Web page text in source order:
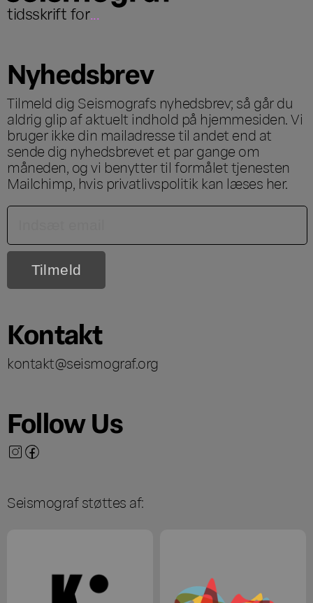
tidsskrift for...
Nyhedsbrev
Tilmeld dig Seismografs nyhedsbrev; så går du
aldrig glip af aktuelt indhold på hjemmesiden. Vi
bruger ikke din mailadresse til andet end at
sende dig nyhedsbrevet et par gange om
måneden, og vi benytter til formålet tjenesten
Mailchimp, hvis privatlivspolitik kan læses her.
Kontakt
kontakt@seismograf.org
Follow Us
Seismograf støttes af: